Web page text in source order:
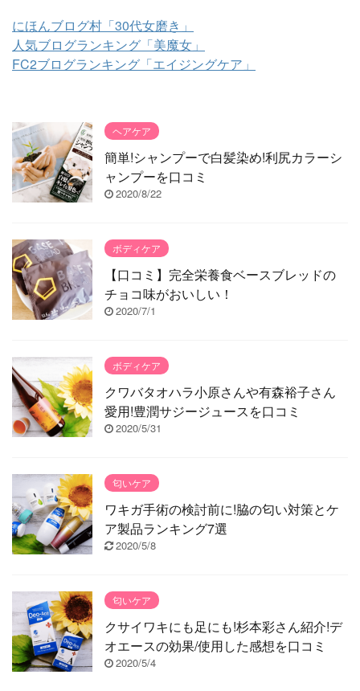
にほんブログ村「30代女磨き」
人気ブログランキング「美魔女」
FC2ブログランキング「エイジングケア」
ヘアケア
簡単!シャンプーで白髪染め!利尻カラーシ
ャンプーを口コミ
2020/8/22
ボディケア
【口コミ】完全栄養食ベースブレッドの
チョコ味がおいしい！
2020/7/1
ボディケア
クワバタオハラ小原さんや有森裕子さん
愛用!豊潤サジージュースを口コミ
2020/5/31
匂いケア
ワキガ手術の検討前に!脇の匂い対策とケ
ア製品ランキング7選
2020/5/8
匂いケア
クサイワキにも足にも!杉本彩さん紹介!デ
オエースの効果/使用した感想を口コミ
2020/5/4